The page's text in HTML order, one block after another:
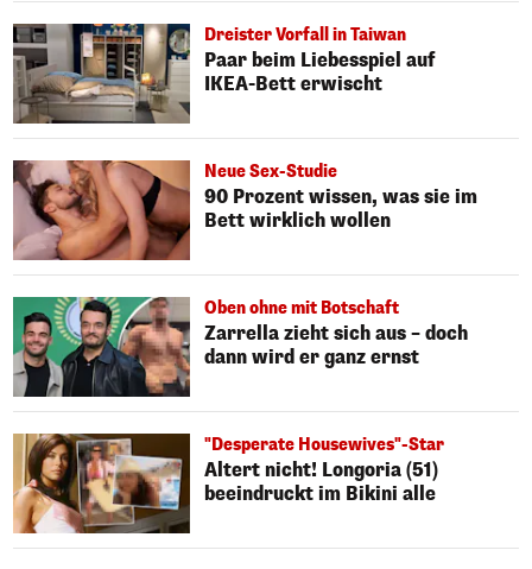
Dreister Vorfall in Taiwan
Paar beim Liebesspiel auf
IKEA-Bett erwischt
Neue Sex-Studie
90 Prozent wissen, was sie im
Bett wirklich wollen
Oben ohne mit Botschaft
Zarrella zieht sich aus – doch
dann wird er ganz ernst
"Desperate Housewives"-Star
Altert nicht! Longoria (51)
beeindruckt im Bikini alle